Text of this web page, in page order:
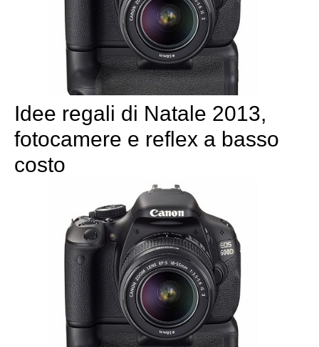
Idee regali di Natale 2013,
fotocamere e reflex a basso
costo